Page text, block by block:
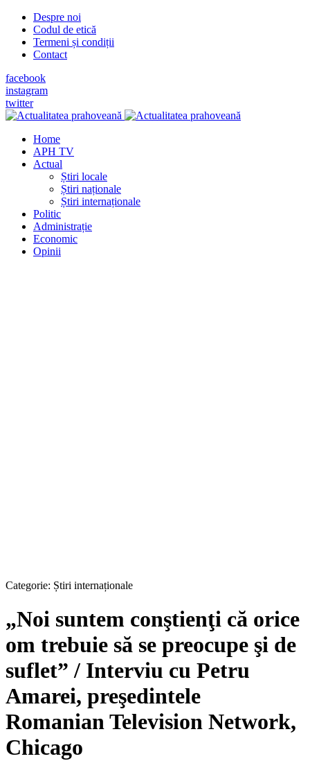
Despre noi
Codul de etică
Termeni și condiții
Contact
facebook
instagram
twitter
Home
APH TV
Actual
Știri locale
Știri naționale
Știri internaționale
Politic
Administrație
Economic
Opinii
Categorie: Știri internaționale
„Noi suntem conştienţi că orice
om trebuie să se preocupe şi de
suflet” / Interviu cu Petru
Amarei, preşedintele
Romanian Television Network,
Chicago